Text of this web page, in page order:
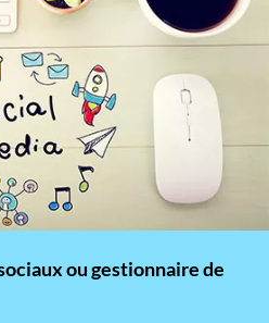
ou gestionnaire de